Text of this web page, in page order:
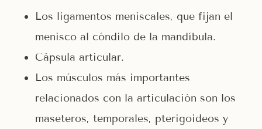
Los ligamentos meniscales, que fijan el
menisco al cóndilo de la mandíbula.
Cápsula articular.
Los músculos más importantes
relacionados con la articulación son los
maseteros, temporales, pterigoideos y